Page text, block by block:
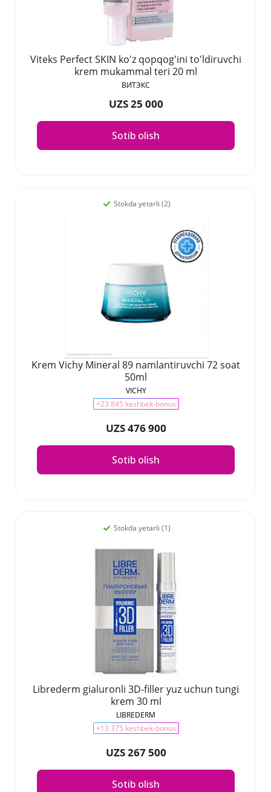
Viteks Perfect SKIN ko'z qopqog'ini to'ldiruvchi
krem mukammal teri 20 ml
ВИТЭКС
UZS 25 000
Sotib olish
Stokda yetarli (2)
Krem Vichy Mineral 89 namlantiruvchi 72 soat
50ml
VICHY
+23 845 keshbek-bonus
UZS 476 900
Sotib olish
Stokda yetarli (1)
Librederm gialuronli 3D-filler yuz uchun tungi
krem 30 ml
LIBREDERM
+13 375 keshbek-bonus
UZS 267 500
Sotib olish